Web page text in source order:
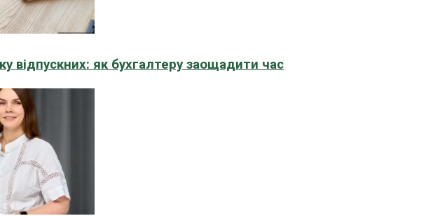
відпускних: як бухгалтеру заощадити час